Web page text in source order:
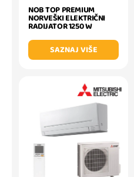
NOB TOP PREMIUM
NORVEŠKI ELEKTRIČNI
RADIJATOR 1250 W
SAZNAJ VIŠE